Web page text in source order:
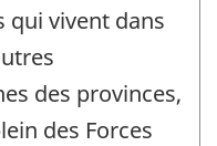
qui vivent dans
des provinces,
des Forces